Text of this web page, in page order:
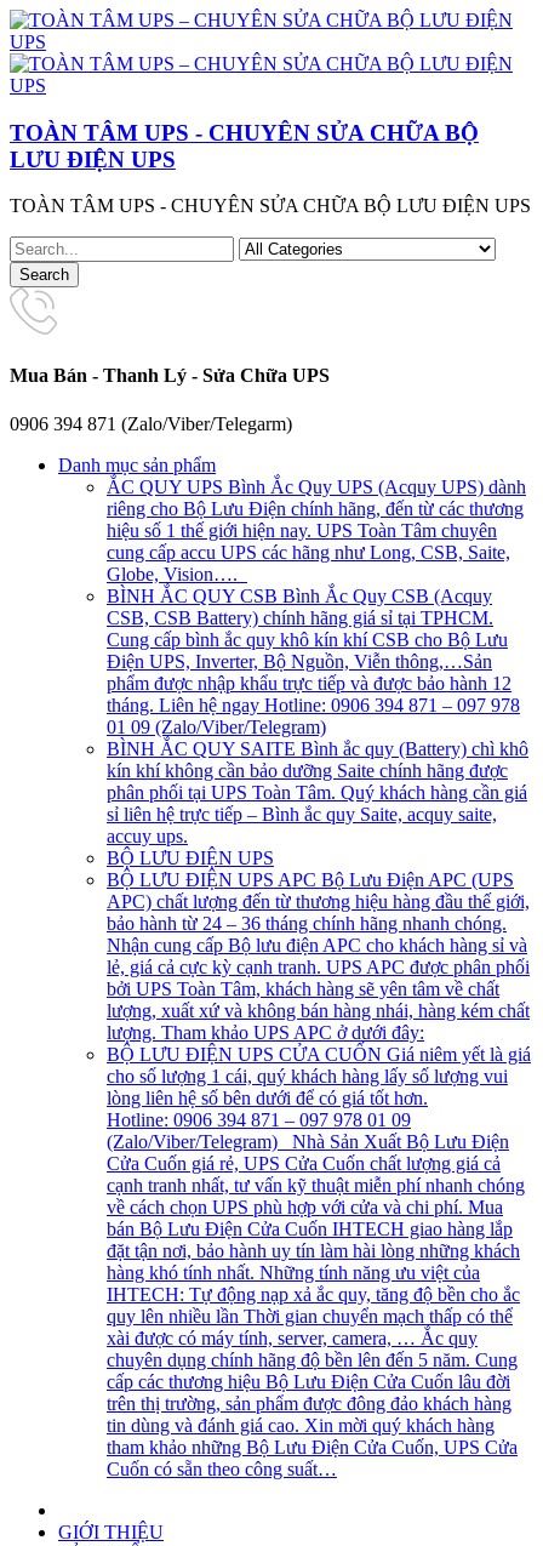
TOÀN TÂM UPS - CHUYÊN SỬA CHỮA BỘ
LƯU ĐIỆN UPS
TOÀN TÂM UPS - CHUYÊN SỬA CHỮA BỘ LƯU ĐIỆN UPS
Mua Bán - Thanh Lý - Sửa Chữa UPS
0906 394 871 (Zalo/Viber/Telegarm)
Danh mục sản phẩm
ẮC QUY UPS Bình Ắc Quy UPS (Acquy UPS) dành
riêng cho Bộ Lưu Điện chính hãng, đến từ các thương
hiệu số 1 thế giới hiện nay. UPS Toàn Tâm chuyên
cung cấp accu UPS các hãng như Long, CSB, Saite,
Globe, Vision….
BÌNH ẮC QUY CSB Bình Ắc Quy CSB (Acquy
CSB, CSB Battery) chính hãng giá sỉ tại TPHCM.
Cung cấp bình ắc quy khô kín khí CSB cho Bộ Lưu
Điện UPS, Inverter, Bộ Nguồn, Viễn thông,…Sản
phẩm được nhập khẩu trực tiếp và được bảo hành 12
tháng. Liên hệ ngay Hotline: 0906 394 871 – 097 978
01 09 (Zalo/Viber/Telegram)
BÌNH ẮC QUY SAITE Bình ắc quy (Battery) chì khô
kín khí không cần bảo dưỡng Saite chính hãng được
phân phối tại UPS Toàn Tâm. Quý khách hàng cần giá
sỉ liên hệ trực tiếp – Bình ắc quy Saite, acquy saite,
accuy ups.
BỘ LƯU ĐIỆN UPS
BỘ LƯU ĐIỆN UPS APC Bộ Lưu Điện APC (UPS
APC) chất lượng đến từ thương hiệu hàng đầu thế giới,
bảo hành từ 24 – 36 tháng chính hãng nhanh chóng.
Nhận cung cấp Bộ lưu điện APC cho khách hàng sỉ và
lẻ, giá cả cực kỳ cạnh tranh. UPS APC được phân phối
bởi UPS Toàn Tâm, khách hàng sẽ yên tâm về chất
lượng, xuất xứ và không bán hàng nhái, hàng kém chất
lượng. Tham khảo UPS APC ở dưới đây:
BỘ LƯU ĐIỆN UPS CỬA CUỐN Giá niêm yết là giá
cho số lượng 1 cái, quý khách hàng lấy số lượng vui
lòng liên hệ số bên dưới để có giá tốt hơn.
Hotline: 0906 394 871 – 097 978 01 09
(Zalo/Viber/Telegram) Nhà Sản Xuất Bộ Lưu Điện
Cửa Cuốn giá rẻ, UPS Cửa Cuốn chất lượng giá cả
cạnh tranh nhất, tư vấn kỹ thuật miễn phí nhanh chóng
về cách chọn UPS phù hợp với cửa và chi phí. Mua
bán Bộ Lưu Điện Cửa Cuốn IHTECH giao hàng lắp
đặt tận nơi, bảo hành uy tín làm hài lòng những khách
hàng khó tính nhất. Những tính năng ưu việt của
IHTECH: Tự động nạp xả ắc quy, tăng độ bền cho ắc
quy lên nhiều lần Thời gian chuyển mạch thấp có thể
xài được có máy tính, server, camera, … Ắc quy
chuyên dụng chính hãng độ bền lên đến 5 năm. Cung
cấp các thương hiệu Bộ Lưu Điện Cửa Cuốn lâu đời
trên thị trường, sản phẩm được đông đảo khách hàng
tin dùng và đánh giá cao. Xin mời quý khách hàng
tham khảo những Bộ Lưu Điện Cửa Cuốn, UPS Cửa
Cuốn có sẵn theo công suất…
GIỚI THIỆU